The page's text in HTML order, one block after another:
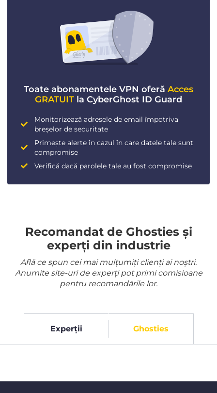
Toate abonamentele VPN oferă Acces
GRATUIT la CyberGhost ID Guard
Monitorizează adresele de email împotriva
breșelor de securitate
Primește alerte în cazul în care datele tale sunt
compromise
Verifică dacă parolele tale au fost compromise
Recomandat de Ghosties și
experți din industrie
Află ce spun cei mai mulțumiți clienți ai noștri.
Anumite site-uri de experți pot primi comisioane
pentru recomandările lor.
Experții Ghosties